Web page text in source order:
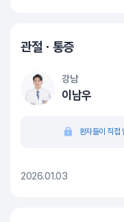
관절ㆍ통증
강남
이남우
환자들이 직접
2026.01.03